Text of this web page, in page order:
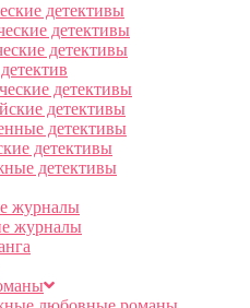
детективы
детективы
детективы
детективы
детективы
детективы
детективы
детективы
журналы
журналы